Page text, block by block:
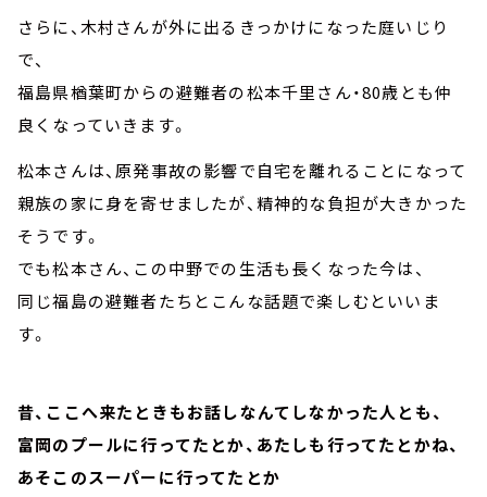
さらに、木村さんが外に出るきっかけになった庭いじり
で、
福島県楢葉町からの避難者の松本千里さん・80歳とも仲
良くなっていきます。
松本さんは、原発事故の影響で自宅を離れることになって
親族の家に身を寄せましたが、精神的な負担が大きかった
そうです。
でも松本さん、この中野での生活も長くなった今は、
同じ福島の避難者たちとこんな話題で楽しむといいま
す。
昔、ここへ来たときもお話しなんてしなかった人とも、
富岡のプールに行ってたとか、あたしも行ってたとかね、
あそこのスーパーに行ってたとか